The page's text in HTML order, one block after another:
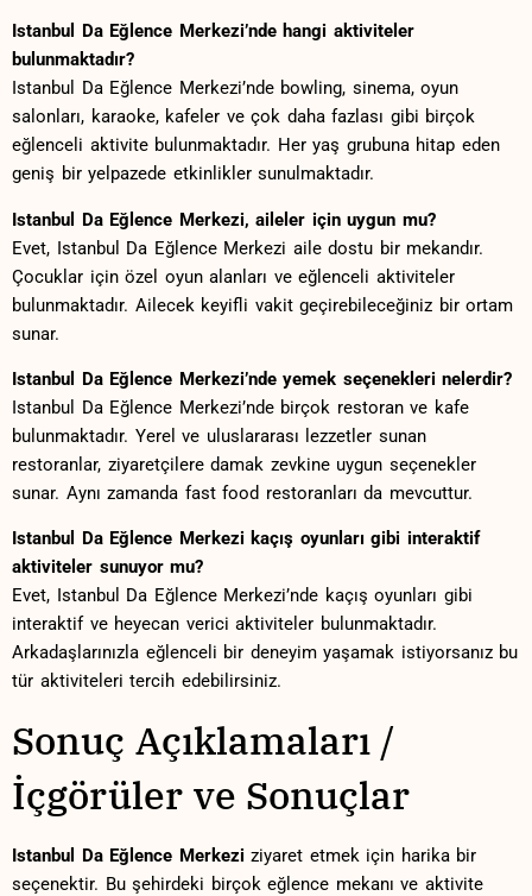
Istanbul Da​ Eğlence Merkezi’nde hangi ⁤aktiviteler
bulunmaktadır?
Istanbul Da Eğlence Merkezi’nde bowling, sinema, ⁣oyun
salonları, karaoke, kafeler ve çok ​daha fazlası‍ gibi birçok⁤
eğlenceli aktivite bulunmaktadır. Her yaş grubuna​ hitap ⁢eden
geniş ⁣bir yelpazede etkinlikler sunulmaktadır.
Istanbul Da Eğlence Merkezi, aileler için uygun mu?
Evet, Istanbul Da Eğlence Merkezi⁤ aile dostu bir mekandır.
Çocuklar için özel oyun alanları⁣ ve eğlenceli aktiviteler
bulunmaktadır.‌ Ailecek keyifli vakit geçirebileceğiniz bir ortam
sunar.
Istanbul Da Eğlence Merkezi’nde yemek ⁤seçenekleri nelerdir?
Istanbul Da ⁣Eğlence Merkezi’nde birçok restoran ve kafe
⁤bulunmaktadır. ⁢Yerel ve uluslararası lezzetler sunan
restoranlar, ziyaretçilere damak zevkine uygun‍ seçenekler
sunar. Aynı zamanda ⁢fast food restoranları da mevcuttur.
Istanbul Da Eğlence Merkezi kaçış⁢ oyunları gibi interaktif​
aktiviteler sunuyor ⁤mu?
Evet, Istanbul Da Eğlence Merkezi’nde kaçış oyunları gibi
interaktif ve ⁢heyecan verici aktiviteler bulunmaktadır.
Arkadaşlarınızla eğlenceli⁢ bir deneyim yaşamak‌ istiyorsanız bu
tür aktiviteleri tercih edebilirsiniz.⁢
Sonuç Açıklamaları /
İçgörüler ve Sonuçlar
Istanbul Da Eğlence Merkezi ziyaret etmek için harika bir
seçenektir. Bu şehirdeki birçok eğlence mekanı ve aktivite